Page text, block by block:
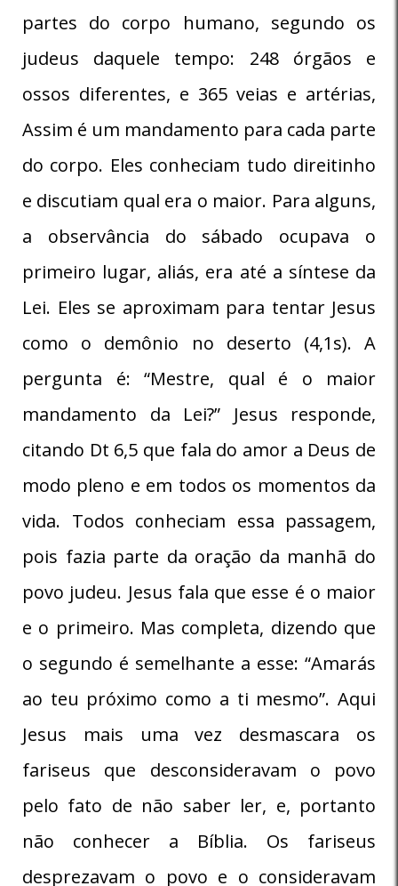
partes do corpo humano, segundo os
judeus daquele tempo: 248 órgãos e
ossos diferentes, e 365 veias e artérias,
Assim é um mandamento para cada parte
do corpo. Eles conheciam tudo direitinho
e discutiam qual era o maior. Para alguns,
a observância do sábado ocupava o
primeiro lugar, aliás, era até a síntese da
Lei. Eles se aproximam para tentar Jesus
como o demônio no deserto (4,1s). A
pergunta é: “Mestre, qual é o maior
mandamento da Lei?” Jesus responde,
citando Dt 6,5 que fala do amor a Deus de
modo pleno e em todos os momentos da
vida. Todos conheciam essa passagem,
pois fazia parte da oração da manhã do
povo judeu. Jesus fala que esse é o maior
e o primeiro. Mas completa, dizendo que
o segundo é semelhante a esse: “Amarás
ao teu próximo como a ti mesmo”. Aqui
Jesus mais uma vez desmascara os
fariseus que desconsideravam o povo
pelo fato de não saber ler, e, portanto
não conhecer a Bíblia. Os fariseus
desprezavam o povo e o consideravam